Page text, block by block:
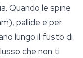
Quando le spine
pallide e per
lungo il fusto di
che non ti